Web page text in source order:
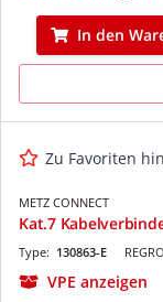
In den
Zu Favoriten
METZ CONNECT
Kat.7
Type: 130863-E
VPE anzeigen